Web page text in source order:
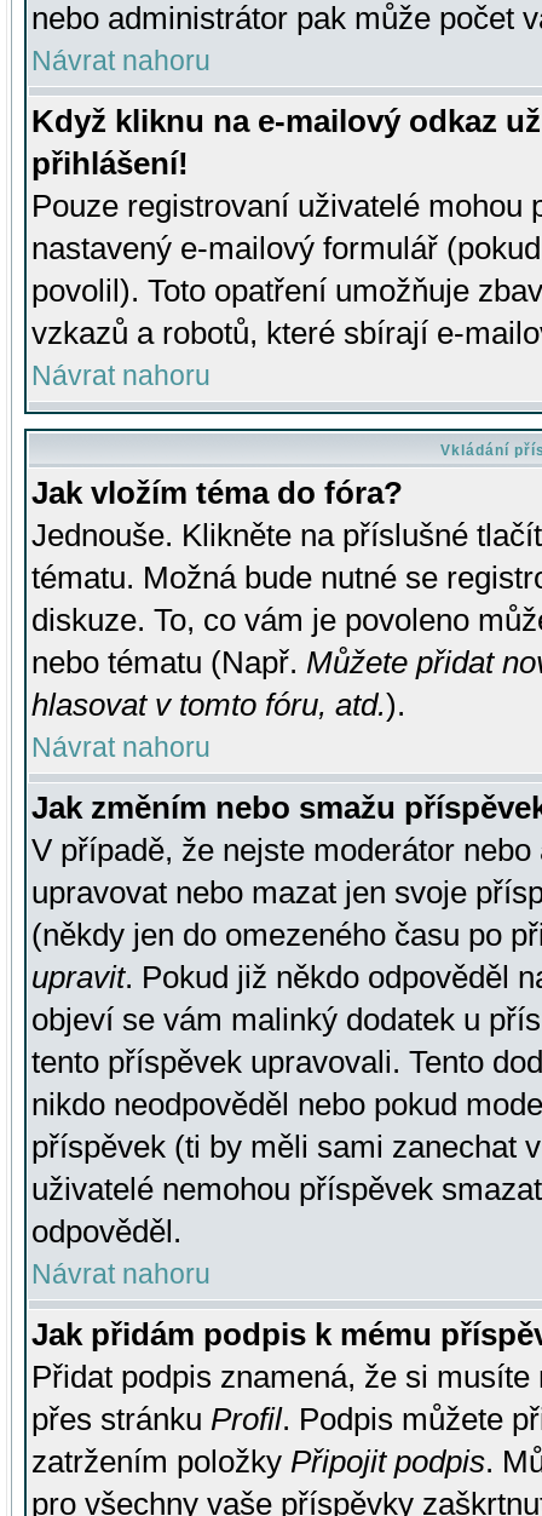
nebo administrátor pak může počet
Návrat nahoru
Když kliknu na e-mailový odkaz
přihlášení!
Pouze registrovaní uživatelé mohou
nastavený e-mailový formulář
povolil). Toto opatření umožňuje
vzkazů a robotů, které sbírají e-
Návrat nahoru
Vkládání
Jak vložím téma do fóra?
Jednouše. Klikněte na příslušné
tématu. Možná bude nutné se
diskuze. To, co vám je povoleno
nebo tématu (Např. Můžete přidat
hlasovat v tomto fóru, atd.).
Návrat nahoru
Jak změním nebo smažu
V případě, že nejste moderátor
upravovat nebo mazat jen svoje
(někdy jen do omezeného času po
upravit. Pokud již někdo odpověděl
objeví se vám malinký dodatek u
tento příspěvek upravovali. Tento
nikdo neodpověděl nebo pokud
příspěvek (ti by měli sami zanechat
uživatelé nemohou příspěvek
odpověděl.
Návrat nahoru
Jak přidám podpis k mému
Přidat podpis znamená, že si
přes stránku Profil. Podpis můžete
zatržením položky Připojit podpis.
pro všechny vaše příspěvky